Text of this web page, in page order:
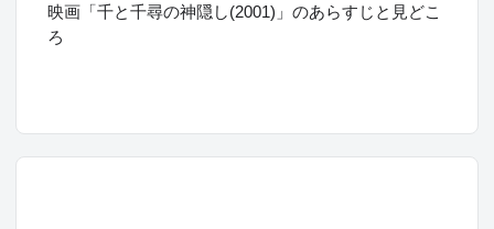
映画「千と千尋の神隠し(2001)」のあらすじと見どこ
ろ